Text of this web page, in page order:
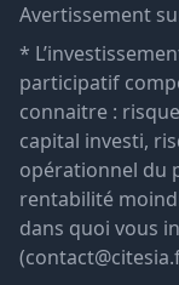
Avertissement
*
participatif
connaitre :
capital investi,
opérationnel du
rentabilité
dans quoi vous